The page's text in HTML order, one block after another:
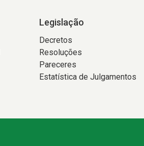
Legislação
Decretos
Resoluções
Pareceres
Estatística de Julgamentos